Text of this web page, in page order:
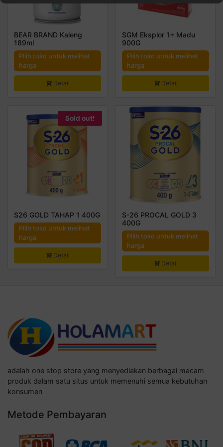
BEAR BRAND Kaleng
189ml
Pilih toko untuk melihat
harga
Detail
SGM Eksplor 1+ Madu
900G
Pilih toko untuk melihat
harga
Detail
Sold out!
S26 GOLD TAHAP 1 400G
Pilih toko untuk melihat
harga
Detail
S-26 PROCAL GOLD 3
400G
Pilih toko untuk melihat
harga
Detail
adalah one stop store yang menyediakan berbagai macam
produk dalam satu situs untuk memenuhi semua kebutuhan
konsumen
Metode Pembayaran